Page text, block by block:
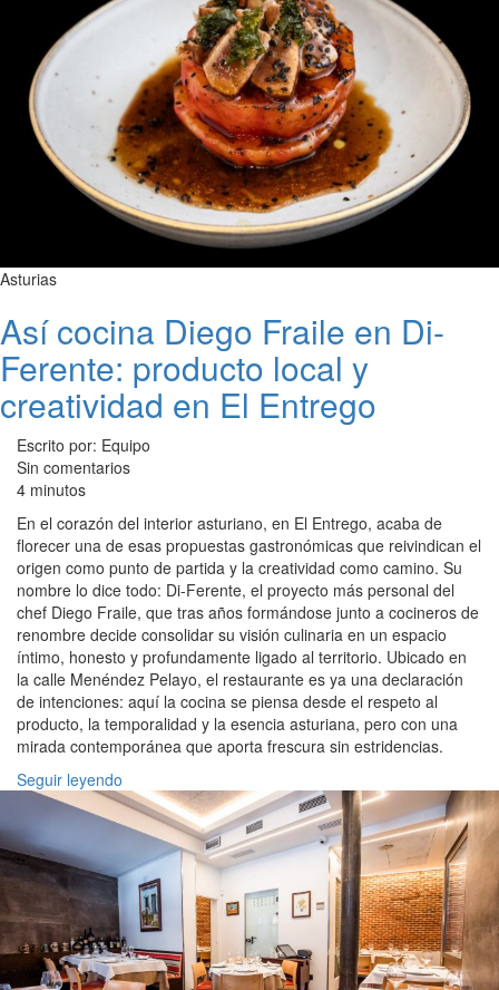
Asturias
Así cocina Diego Fraile en Di-
Ferente: producto local y
creatividad en El Entrego
Escrito por: Equipo
Sin comentarios
4 minutos
En el corazón del interior asturiano, en El Entrego, acaba de
florecer una de esas propuestas gastronómicas que reivindican el
origen como punto de partida y la creatividad como camino. Su
nombre lo dice todo: Di-Ferente, el proyecto más personal del
chef Diego Fraile, que tras años formándose junto a cocineros de
renombre decide consolidar su visión culinaria en un espacio
íntimo, honesto y profundamente ligado al territorio. Ubicado en
la calle Menéndez Pelayo, el restaurante es ya una declaración
de intenciones: aquí la cocina se piensa desde el respeto al
producto, la temporalidad y la esencia asturiana, pero con una
mirada contemporánea que aporta frescura sin estridencias.
Seguir leyendo